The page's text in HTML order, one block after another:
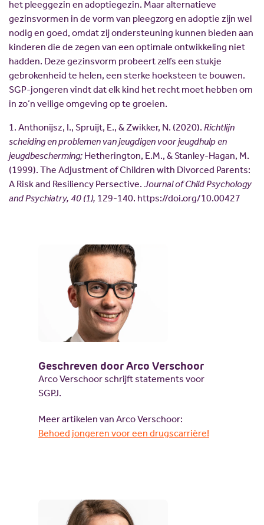
het pleeggezin en adoptiegezin. Maar alternatieve
gezinsvormen in de vorm van pleegzorg en adoptie zijn wel
nodig en goed, omdat zij ondersteuning kunnen bieden aan
kinderen die de zegen van een optimale ontwikkeling niet
hadden. Deze gezinsvorm probeert zelfs een stukje
gebrokenheid te helen, een sterke hoeksteen te bouwen.
SGP-jongeren vindt dat elk kind het recht moet hebben om
in zo’n veilige omgeving op te groeien.
1. Anthonijsz, I., Spruijt, E., & Zwikker, N. (2020). Richtlijn
scheiding en problemen van jeugdigen voor jeugdhulp en
jeugdbescherming; Hetherington, E.M., & Stanley-Hagan, M.
(1999). The Adjustment of Children with Divorced Parents:
A Risk and Resiliency Persective. Journal of Child Psychology
and Psychiatry, 40 (1), 129-140. https://doi.org/10.00427
Geschreven door Arco Verschoor
Arco Verschoor schrijft statements voor
SGPJ.
Meer artikelen van Arco Verschoor:
Behoed jongeren voor een drugscarrière!